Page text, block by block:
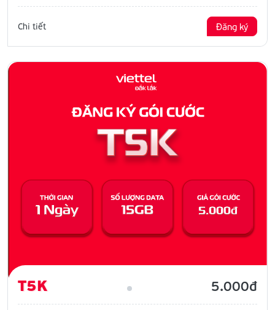
Chi tiết Đăng ký
T5K 5.000đ